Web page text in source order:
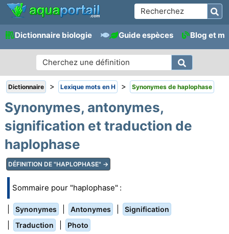
Dictionnaire biologie Guide espèces Blog et
Dictionnaire > Lexique mots en H > Synonymes de haplophase
Synonymes, antonymes,
signification et traduction de
haplophase
DÉFINITION DE "HAPLOPHASE" →
Sommaire pour "haplophase" :
Synonymes Antonymes Signification
Traduction Photo